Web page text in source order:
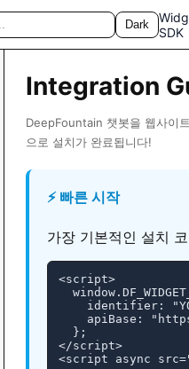
Dark
SDK
Integration
DeepFountain 챗봇을 웹사이
으로 설치가 완료됩니다!
⚡ 빠른 시작
가장 기본적인 설치
<script>
identifier:
apiBase:
  };
</script>
<script async